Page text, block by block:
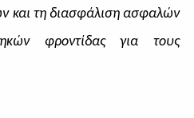
και τη διασφάλιση ασφαλών
φροντίδας για τους